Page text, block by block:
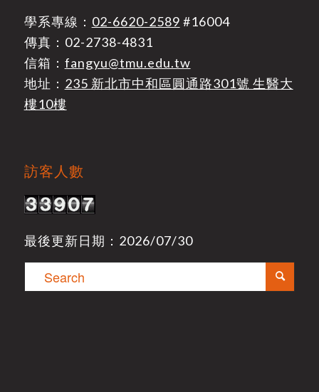
學系專線： 02-6620-2589 #16004
傳真：02-2738-4831
信箱： fangyu@tmu.edu.tw
地址： 235 新北市中和區圓通路301號 生醫大
樓10樓
訪客人數
最後更新日期：2026/07/30